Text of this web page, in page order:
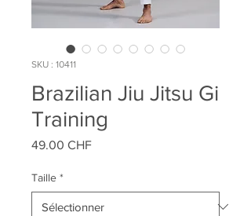
SKU : 10411
Brazilian Jiu Jitsu Gi
Training
49.00 CHFPrix
Taille *